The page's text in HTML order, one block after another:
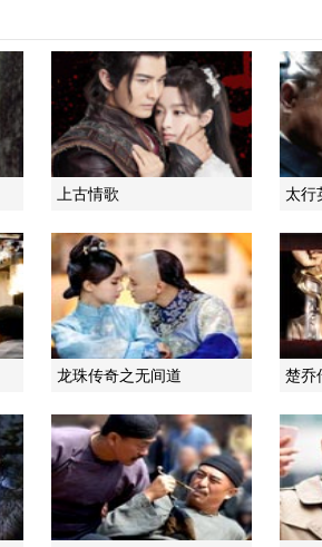
上古情歌 太行
龙珠传奇之无间道 楚乔